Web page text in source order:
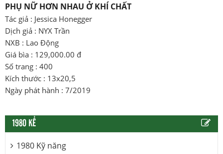
PHỤ NỮ HƠN NHAU Ở KHÍ CHẤT
Tác giả : Jessica Honegger
Dịch giả : NYX Trần
NXB : Lao Động
Giá bìa : 129,000.00 đ
Số trang : 400
Kích thước : 13x20,5
Ngày phát hành : 7/2019
1980 KỂ
1980 Kỹ năng